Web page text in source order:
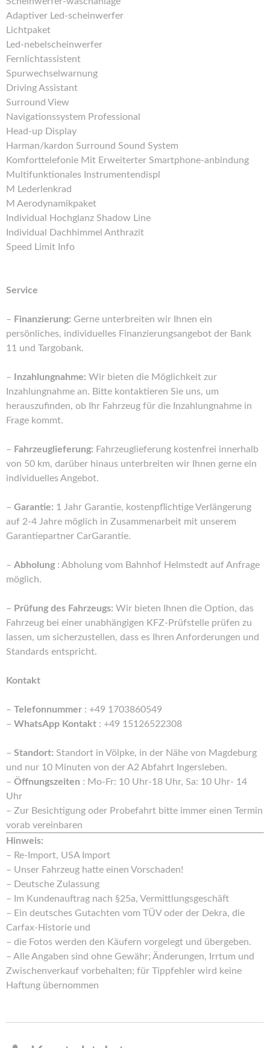
Adaptiver Led-scheinwerfer
Lichtpaket
Led-nebelscheinwerfer
Fernlichtassistent
Spurwechselwarnung
Driving Assistant
Surround View
Navigationssystem Professional
Head-up Display
Harman/kardon Surround Sound System
Komforttelefonie Mit Erweiterter Smartphone-anbindung
Multifunktionales Instrumentendispl
M Lederlenkrad
M Aerodynamikpaket
Individual Hochglanz Shadow Line
Individual Dachhimmel Anthrazit
Speed Limit Info
Service
– Finanzierung: Gerne unterbreiten wir Ihnen ein
persönliches, individuelles Finanzierungsangebot der Bank
11 und Targobank.
– Inzahlungnahme: Wir bieten die Möglichkeit zur
Inzahlungnahme an. Bitte kontaktieren Sie uns, um
herauszufinden, ob Ihr Fahrzeug für die Inzahlungnahme in
Frage kommt.
– Fahrzeuglieferung: Fahrzeuglieferung kostenfrei innerhalb
von 50 km, darüber hinaus unterbreiten wir Ihnen gerne ein
individuelles Angebot.
– Garantie: 1 Jahr Garantie, kostenpflichtige Verlängerung
auf 2-4 Jahre möglich in Zusammenarbeit mit unserem
Garantiepartner CarGarantie.
– Abholung : Abholung vom Bahnhof Helmstedt auf Anfrage
möglich.
– Prüfung des Fahrzeugs: Wir bieten Ihnen die Option, das
Fahrzeug bei einer unabhängigen KFZ-Prüfstelle prüfen zu
lassen, um sicherzustellen, dass es Ihren Anforderungen und
Standards entspricht.
Kontakt
– Telefonnummer : +49 1703860549
– WhatsApp Kontakt : +49 15126522308
– Standort: Standort in Völpke, in der Nähe von Magdeburg
und nur 10 Minuten von der A2 Abfahrt Ingersleben.
– Öffnungszeiten : Mo-Fr: 10 Uhr-18 Uhr, Sa: 10 Uhr- 14
Uhr
– Zur Besichtigung oder Probefahrt bitte immer einen Termin
vorab vereinbaren
Hinweis:
– Re-Import, USA Import
– Unser Fahrzeug hatte einen Vorschaden!
– Deutsche Zulassung
– Im Kundenauftrag nach §25a, Vermittlungsgeschäft
– Ein deutsches Gutachten vom TÜV oder der Dekra, die
Carfax-Historie und
– die Fotos werden den Käufern vorgelegt und übergeben.
– Alle Angaben sind ohne Gewähr; Änderungen, Irrtum und
Zwischenverkauf vorbehalten; für Tippfehler wird keine
Haftung übernommen